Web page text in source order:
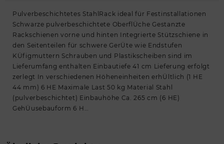
Pulverbeschichtetes StahlRack ideal für Festinstallationen
Schwarze pulverbeschichtete OberflÜche Gestanzte
Rackschienen vorne und hinten Integrierte Stützschiene in
den Seitenteilen für schwere GerÜte wie Endstufen
KÜfigmuttern Schrauben und Plastikscheiben sind im
Lieferumfang enthalten Einbautiefe 41 cm Lieferung erfolgt
zerlegt In verschiedenen Höheneinheiten erhÜltlich (1 HE
44 mm) 6 HE Maximale Last 50 kg Material Stahl
(pulverbeschichtet) Einbauhöhe Ca. 265 cm (6 HE)
GehÜusebauform 6 H…